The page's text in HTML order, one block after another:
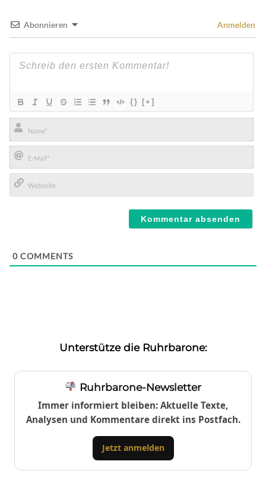
Abonnieren Anmelden
{} [+]
Name*
E-
Mail*
0 COMMENTS
Unterstütze die Ruhrbarone:
Ruhrbarone-Newsletter
Immer informiert bleiben: Aktuelle Texte,
Analysen und Kommentare direkt ins Postfach.
Jetzt anmelden